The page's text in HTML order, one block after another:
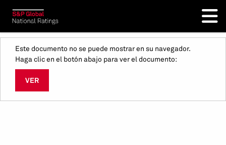
Este documento no se puede mostrar en su navegador.
Haga clic en el botón abajo para ver el documento:
VER